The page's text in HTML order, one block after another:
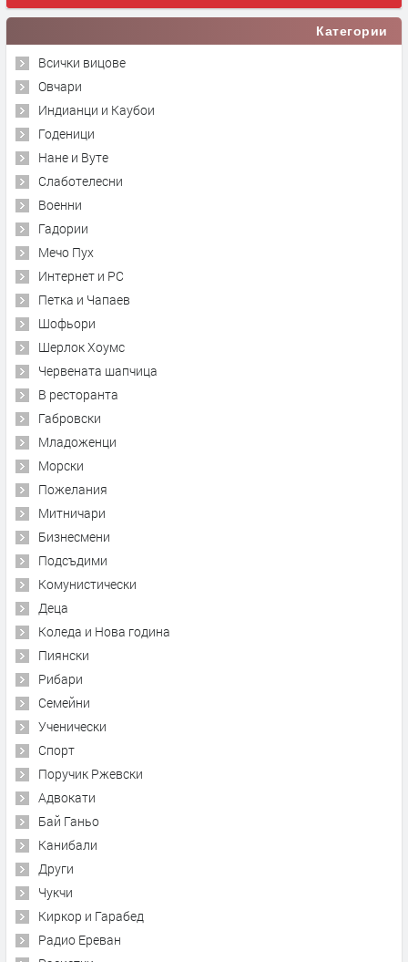
Категории
Всички вицове
Овчари
Индианци и Каубои
Годеници
Нане и Вуте
Слаботелесни
Военни
Гадории
Мечо Пух
Интернет и PC
Петка и Чапаев
Шофьори
Шерлок Хоумс
Червената шапчица
В ресторанта
Габровски
Младоженци
Морски
Пожелания
Митничари
Бизнесмени
Подсъдими
Комунистически
Деца
Коледа и Нова година
Пиянски
Рибари
Семейни
Ученически
Спорт
Поручик Ржевски
Адвокати
Бай Ганьо
Канибали
Други
Чукчи
Киркор и Гарабед
Радио Ереван